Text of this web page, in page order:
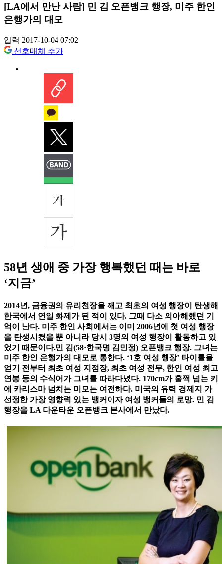
[LA에서 만난 사람] 민 김 오픈뱅크 행장, 미주 한인
은행가의 대모
입력 2017-10-04 07:02
선호매체 추가
58년 생애 중 가장 행복했던 때는 바로
‘지금’
2014년, 금융권의 유리천장을 깨고 최초의 여성 행장이 탄생해
한국에서 연일 화제가 된 적이 있다. 그때 다소 의아해했던 기
억이 난다. 미주 한인 사회에서는 이미 2006년에 첫 여성 행장
을 탄생시켰을 뿐 아니라 당시 3명의 여성 행장이 활동하고 있
었기 때문이다.민 김(58·한국명 김민정) 오픈뱅크 행장. 그녀는
미주 한인 은행가의 대모로 통한다. ‘1호 여성 행장’ 타이틀을
얻기 전부터 최초 여성 지점장, 최초 여성 전무, 한인 여성 최고
연봉 등의 수식어가 그녀를 따라다녔다. 170cm가 훌쩍 넘는 키
에 카리스마 넘치는 미모는 여전하다. 미국의 유력 경제지 가
선정한 가장 영향력 있는 뱅커이자 여성 뱅커들의 로망. 민 김
행장을 LA 다운타운 오픈뱅크 본사에서 만났다.